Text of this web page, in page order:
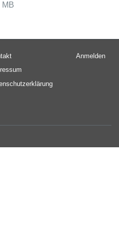
MB
Anmelden